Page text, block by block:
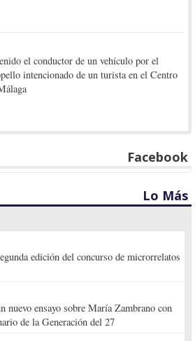
el conductor de un vehículo por el
intencionado de un turista en el Centro
Facebook
Lo Más
edición del concurso de microrrelatos
nuevo ensayo sobre María Zambrano con
de la Generación del 27